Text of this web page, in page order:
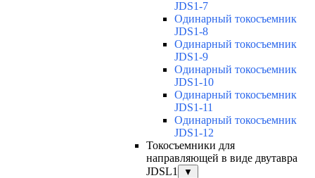
JDS1-7
Одинарный токосъемник
JDS1-8
Одинарный токосъемник
JDS1-9
Одинарный токосъемник
JDS1-10
Одинарный токосъемник
JDS1-11
Одинарный токосъемник
JDS1-12
Токосъемники для
направляющей в виде двутавра
JDSL1
▼